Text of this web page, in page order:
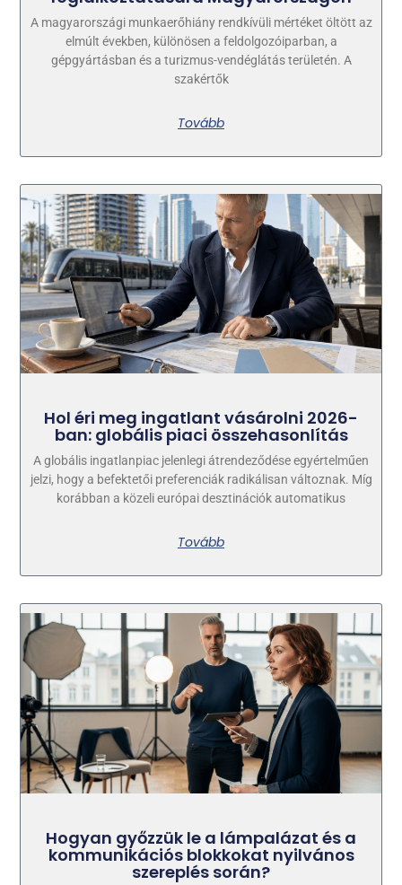
A magyarországi munkaerőhiány rendkívüli mértéket öltött az
elmúlt években, különösen a feldolgozóiparban, a
gépgyártásban és a turizmus-vendéglátás területén. A
szakértők
Tovább
Hol éri meg ingatlant vásárolni 2026-
ban: globális piaci összehasonlítás
A globális ingatlanpiac jelenlegi átrendeződése egyértelműen
jelzi, hogy a befektetői preferenciák radikálisan változnak. Míg
korábban a közeli európai desztinációk automatikus
Tovább
Hogyan győzzük le a lámpalázat és a
kommunikációs blokkokat nyilvános
szereplés során?